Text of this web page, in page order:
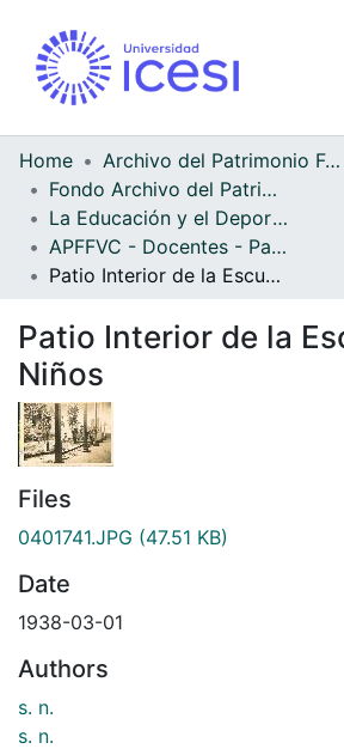
Home
Archivo del Patrimonio Fotográfico y Fílmico del Valle del Cauca
Fondo Archivo del Patrimonio Fotográfico y Fílmico del Valle del Cauca
La Educación y el Deporte
APFFVC - Docentes - Patrimonial
Patio Interior de la Escuela de Niños
Patio Interior de la
Niños
Files
0401741.JPG (47.51 KB)
Date
1938-03-01
Authors
s. n.
s. n.